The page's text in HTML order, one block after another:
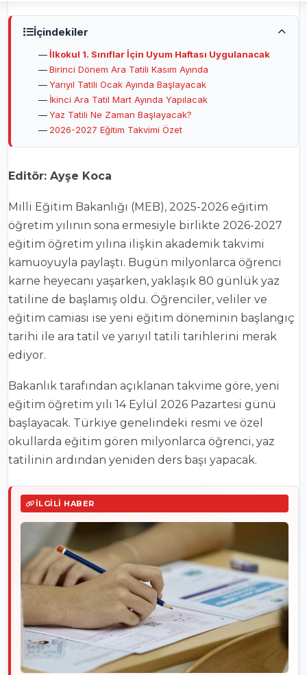
İçindekiler
İlkokul 1. Sınıflar İçin Uyum Haftası Uygulanacak
Birinci Dönem Ara Tatili Kasım Ayında
Yarıyıl Tatili Ocak Ayında Başlayacak
İkinci Ara Tatil Mart Ayında Yapılacak
Yaz Tatili Ne Zaman Başlayacak?
2026-2027 Eğitim Takvimi Özet
Editör: Ayşe Koca
Milli Eğitim Bakanlığı (MEB), 2025-2026 eğitim
öğretim yılının sona ermesiyle birlikte 2026-2027
eğitim öğretim yılına ilişkin akademik takvimi
kamuoyuyla paylaştı. Bugün milyonlarca öğrenci
karne heyecanı yaşarken, yaklaşık 80 günlük yaz
tatiline de başlamış oldu. Öğrenciler, veliler ve
eğitim camiası ise yeni eğitim döneminin başlangıç
tarihi ile ara tatil ve yarıyıl tatili tarihlerini merak
ediyor.
Bakanlık tarafından açıklanan takvime göre, yeni
eğitim öğretim yılı 14 Eylül 2026 Pazartesi günü
başlayacak. Türkiye genelindeki resmi ve özel
okullarda eğitim gören milyonlarca öğrenci, yaz
tatilinin ardından yeniden ders başı yapacak.
İLGILI HABER